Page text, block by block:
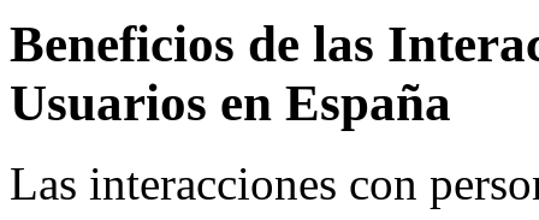
Beneficios de las
Usuarios en España
Las interacciones con